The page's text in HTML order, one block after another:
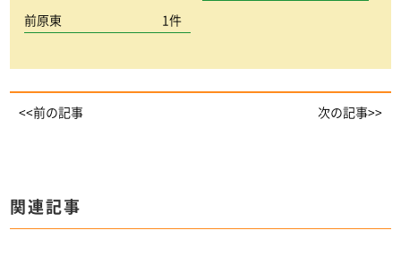
前原東 1件
<<前の記事 次の記事>>
関連記事